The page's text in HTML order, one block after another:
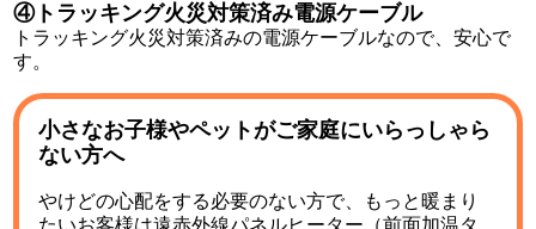
トラッキング火災対策済み電源ケーブル
トラッキング火災対策済みの電源ケーブルなので、安心で
す。
小さなお子様やペットがご家庭にいらっしゃら
ない方へ
やけどの心配をする必要のない方で、もっと暖まり
たいお客様は遠赤外線パネルヒーター（前面加温タ